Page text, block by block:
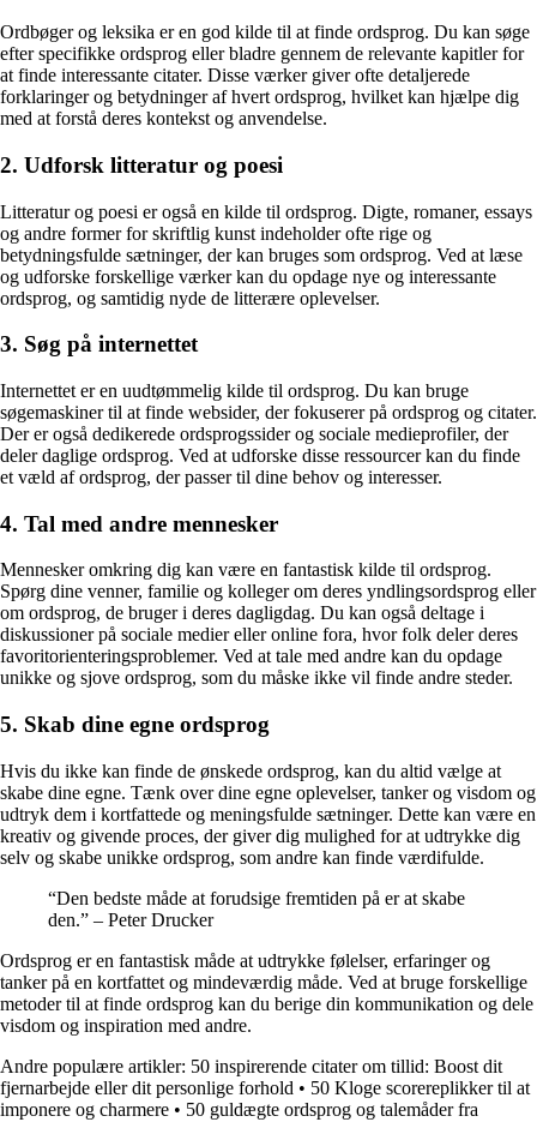
Ordbøger og leksika er en god kilde til at finde ordsprog. Du kan søge
efter specifikke ordsprog eller bladre gennem de relevante kapitler for
at finde interessante citater. Disse værker giver ofte detaljerede
forklaringer og betydninger af hvert ordsprog, hvilket kan hjælpe dig
med at forstå deres kontekst og anvendelse.
2. Udforsk litteratur og poesi
Litteratur og poesi er også en kilde til ordsprog. Digte, romaner, essays
og andre former for skriftlig kunst indeholder ofte rige og
betydningsfulde sætninger, der kan bruges som ordsprog. Ved at læse
og udforske forskellige værker kan du opdage nye og interessante
ordsprog, og samtidig nyde de litterære oplevelser.
3. Søg på internettet
Internettet er en uudtømmelig kilde til ordsprog. Du kan bruge
søgemaskiner til at finde websider, der fokuserer på ordsprog og citater.
Der er også dedikerede ordsprogssider og sociale medieprofiler, der
deler daglige ordsprog. Ved at udforske disse ressourcer kan du finde
et væld af ordsprog, der passer til dine behov og interesser.
4. Tal med andre mennesker
Mennesker omkring dig kan være en fantastisk kilde til ordsprog.
Spørg dine venner, familie og kolleger om deres yndlingsordsprog eller
om ordsprog, de bruger i deres dagligdag. Du kan også deltage i
diskussioner på sociale medier eller online fora, hvor folk deler deres
favoritorienteringsproblemer. Ved at tale med andre kan du opdage
unikke og sjove ordsprog, som du måske ikke vil finde andre steder.
5. Skab dine egne ordsprog
Hvis du ikke kan finde de ønskede ordsprog, kan du altid vælge at
skabe dine egne. Tænk over dine egne oplevelser, tanker og visdom og
udtryk dem i kortfattede og meningsfulde sætninger. Dette kan være en
kreativ og givende proces, der giver dig mulighed for at udtrykke dig
selv og skabe unikke ordsprog, som andre kan finde værdifulde.
“Den bedste måde at forudsige fremtiden på er at skabe
den.” – Peter Drucker
Ordsprog er en fantastisk måde at udtrykke følelser, erfaringer og
tanker på en kortfattet og mindeværdig måde. Ved at bruge forskellige
metoder til at finde ordsprog kan du berige din kommunikation og dele
visdom og inspiration med andre.
Andre populære artikler: 50 inspirerende citater om tillid: Boost dit
fjernarbejde eller dit personlige forhold • 50 Kloge scorereplikker til at
imponere og charmere • 50 guldægte ordsprog og talemåder fra